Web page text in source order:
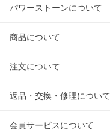
パワーストーンについて
商品について
注文について
返品・交換・修理について
会員サービスについて